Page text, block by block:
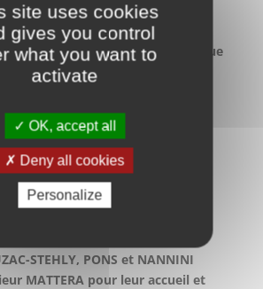
signé entre le Service
Archives de France et l’Union
Familiales, qui constitue
adapté à notre
chef de projet pour
a rappelé les textes
la matière et les modalités
des documents
chaleureusement
STEHLY, PONS et NANNINI
MATTERA pour leur accueil et
site uses cookies
gives you control
what you want to
activate
OK, accept all
Deny all cookies
Personalize